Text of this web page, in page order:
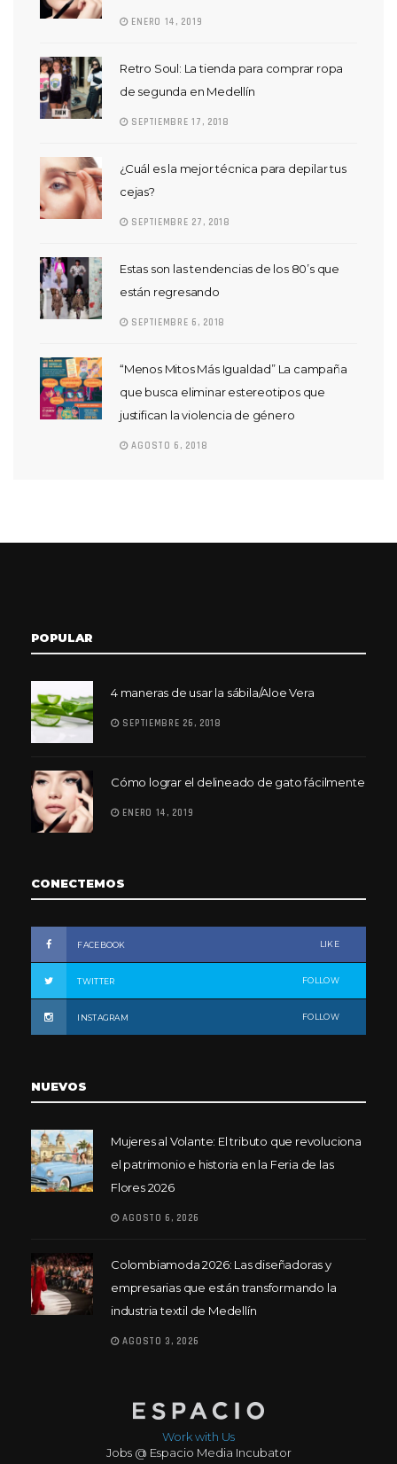
ENERO 14, 2019
Retro Soul: La tienda para comprar ropa
de segunda en Medellín
SEPTIEMBRE 17, 2018
¿Cuál es la mejor técnica para depilar tus
cejas?
SEPTIEMBRE 27, 2018
Estas son las tendencias de los 80’s que
están regresando
SEPTIEMBRE 6, 2018
“Menos Mitos Más Igualdad” La campaña
que busca eliminar estereotipos que
justifican la violencia de género
AGOSTO 6, 2018
POPULAR
4 maneras de usar la sábila/Aloe Vera
SEPTIEMBRE 26, 2018
Cómo lograr el delineado de gato fácilmente
ENERO 14, 2019
CONECTEMOS
FACEBOOK LIKE
TWITTER FOLLOW
INSTAGRAM FOLLOW
NUEVOS
Mujeres al Volante: El tributo que revoluciona
el patrimonio e historia en la Feria de las
Flores 2026
AGOSTO 6, 2026
Colombiamoda 2026: Las diseñadoras y
empresarias que están transformando la
industria textil de Medellín
AGOSTO 3, 2026
Work with Us
Jobs @ Espacio Media Incubator